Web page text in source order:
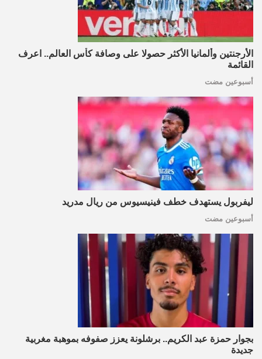
الأرجنتين وألمانيا الأكثر حصولا على وصافة كأس العالم.. اعرف
القائمة
أسبوعين مضت
ليفربول يستهدف خطف فينيسيوس من ريال مدريد
أسبوعين مضت
بجوار حمزة عبد الكريم.. برشلونة يعزز صفوفه بموهبة مغربية
جديدة